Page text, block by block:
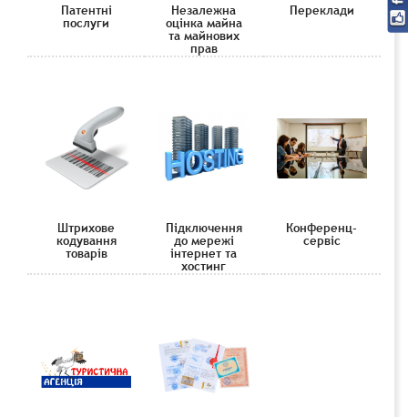
Патентні
послуги
Незалежна
оцінка майна
та майнових
прав
Переклади
Штрихове
кодування
товарів
Підключення
до мережі
інтернет та
хостинг
Конференц-
сервіс